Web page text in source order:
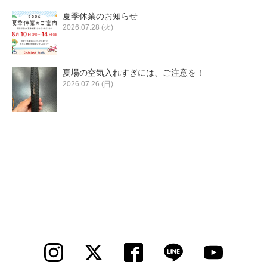
夏季休業のお知らせ
2026.07.28 (火)
夏場の空気入れすぎには、ご注意を！
2026.07.26 (日)